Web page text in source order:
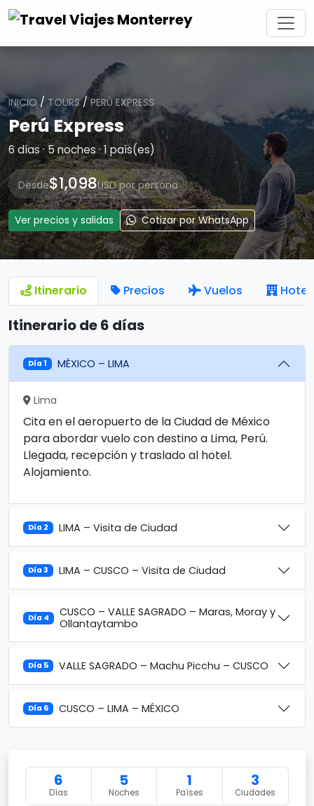
INICIO /TOURS/PERÚ EXPRESS
Perú Express
6 días · 5 noches · 1 país(es)
Desde$1,098USD por persona
Ver precios y salidas Cotizar por WhatsApp
Itinerario Precios Vuelos
Itinerario de 6 días
Día 1 MÉXICO – LIMA
Lima
Cita en el aeropuerto de la Ciudad de México
para abordar vuelo con destino a Lima, Perú.
Llegada, recepción y traslado al hotel.
Alojamiento.
Día 2 LIMA – Visita de Ciudad
Día 3 LIMA – CUSCO – Visita de Ciudad
Día 4
CUSCO – VALLE SAGRADO – Maras, Moray y
Ollantaytambo
Día 5 VALLE SAGRADO – Machu Picchu – CUSCO
Día 6 CUSCO – LIMA – MÉXICO
6
Días
5
Noches
1
Países
3
Ciudades